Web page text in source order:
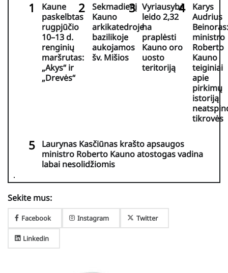
Kaune
paskelbtas
rugpjūčio
10–13 d.
renginių
maršrutas:
„Akys“ ir
„Drevės“
Sekmadienį
Kauno
arkikatedroje
bazilikoje
aukojamos
šv. Mišios
Vyriausybė
leido 2,32
ha
praplėsti
Kauno oro
uosto
teritoriją
Karys
Audrius
Beinoras:
ministro
Roberto
Kauno
teiginiai
apie
pirkimų
istoriją
tikrovės
Laurynas Kasčiūnas krašto apsaugos
ministro Roberto Kauno atostogas vadina
labai nesolidžiomis
Sekite mus:
Facebook Instagram Twitter
Linkedin